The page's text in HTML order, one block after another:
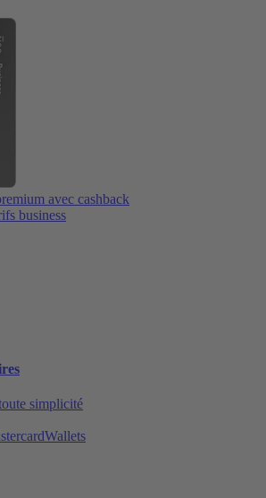
avec cashback
business
simplicité
Wallets